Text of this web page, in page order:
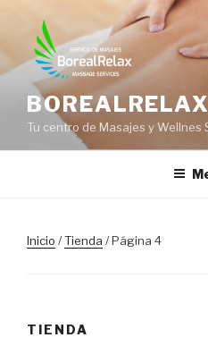
contenido
Tu centro de Masajes y Wellnes
Inicio /Tienda / Página 4
TIENDA